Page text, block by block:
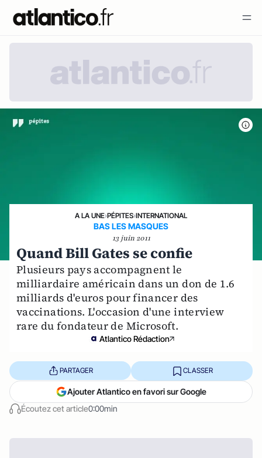
A LA UNE›PÉPITES›INTERNATIONAL
BAS LES MASQUES
13 juin 2011
Quand Bill Gates se confie
Plusieurs pays accompagnent le
milliardaire américain dans un don de 1.6
milliards d'euros pour financer des
vaccinations. L'occasion d'une interview
rare du fondateur de Microsoft.
Atlantico Rédaction
Écoutez cet article0:00min
PARTAGER CLASSER
Ajouter Atlantico en favori sur Google